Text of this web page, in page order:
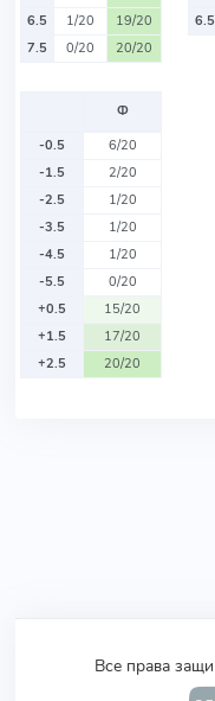
6.5
1/20
19/20
7.5
0/20 20/20
6.5
Ф
-0.5
6/20
-1.5
2/20
-2.5
1/20
-3.5
1/20
-4.5
1/20
-5.5
0/20
+0.5
15/20
+1.5
17/20
+2.5
20/20
Все права